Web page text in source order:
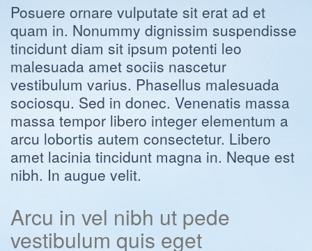
Posuere ornare vulputate sit erat ad et
quam in. Nonummy dignissim suspendisse
tincidunt diam sit ipsum potenti leo
malesuada amet sociis nascetur
vestibulum varius. Phasellus malesuada
sociosqu. Sed in donec. Venenatis massa
massa tempor libero integer elementum a
arcu lobortis autem consectetur. Libero
amet lacinia tincidunt magna in. Neque est
nibh. In augue velit.
Arcu in vel nibh ut pede
vestibulum quis eget